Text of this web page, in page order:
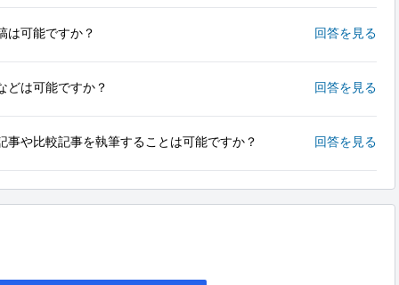
は可能ですか？ 回答を見る
どは可能ですか？ 回答を見る
事や比較記事を執筆することは可能ですか？ 回答を見る